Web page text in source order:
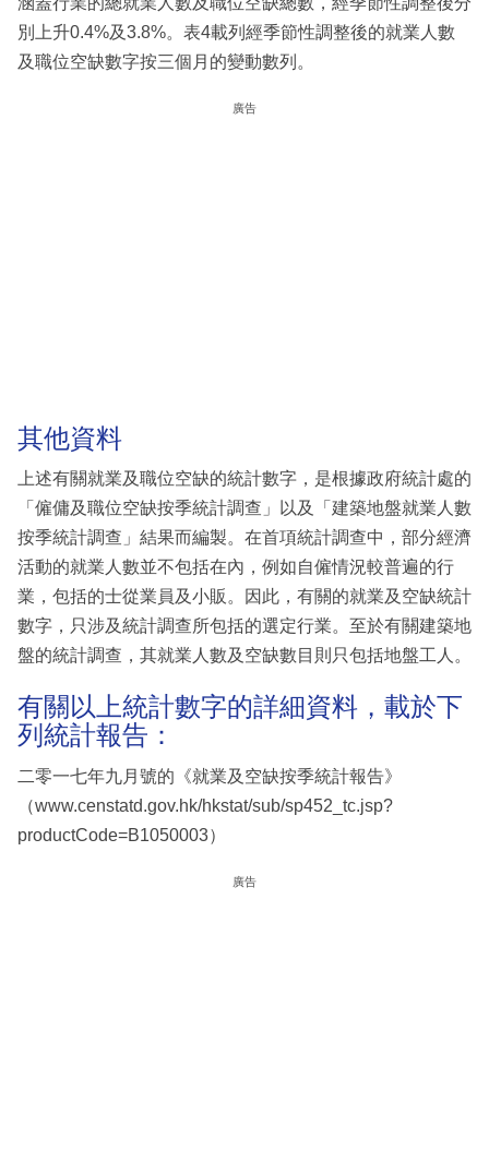
別上升0.4%及3.8%。表4載列經季節性調整後的就業人數
及職位空缺數字按三個月的變動數列。
廣告
其他資料
上述有關就業及職位空缺的統計數字，是根據政府統計處的
「僱傭及職位空缺按季統計調查」以及「建築地盤就業人數
按季統計調查」結果而編製。在首項統計調查中，部分經濟
活動的就業人數並不包括在內，例如自僱情況較普遍的行
業，包括的士從業員及小販。因此，有關的就業及空缺統計
數字，只涉及統計調查所包括的選定行業。至於有關建築地
盤的統計調查，其就業人數及空缺數目則只包括地盤工人。
有關以上統計數字的詳細資料，載於下
列統計報告：
二零一七年九月號的《就業及空缺按季統計報告》
（www.censtatd.gov.hk/hkstat/sub/sp452_tc.jsp?
productCode=B1050003）
廣告